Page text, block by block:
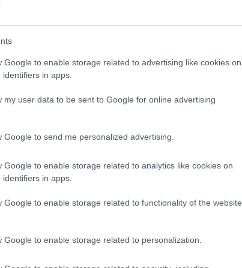
Google to enable storage related to advertising like cookies on
in apps.
my user data to be sent to Google for online advertising
Google to send me personalized advertising.
Google to enable storage related to analytics like cookies on
in apps.
Google to enable storage related to functionality of the website
Google to enable storage related to personalization.
– Jön a második forduló! (X)